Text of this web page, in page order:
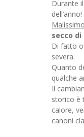
Durante
dell’anno!
secco di
Di fatto
severa.
Quanto
qualche
Il
storico è
calore,
canoni